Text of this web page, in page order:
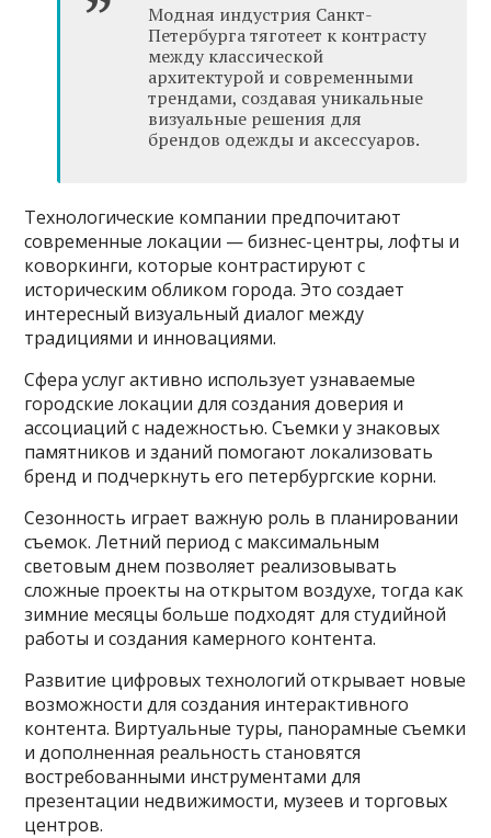
Модная индустрия Санкт-
Петербурга тяготеет к контрасту
между классической
архитектурой и современными
трендами, создавая уникальные
визуальные решения для
брендов одежды и аксессуаров.
Технологические компании предпочитают
современные локации — бизнес-центры, лофты и
коворкинги, которые контрастируют с
историческим обликом города. Это создает
интересный визуальный диалог между
традициями и инновациями.
Сфера услуг активно использует узнаваемые
городские локации для создания доверия и
ассоциаций с надежностью. Съемки у знаковых
памятников и зданий помогают локализовать
бренд и подчеркнуть его петербургские корни.
Сезонность играет важную роль в планировании
съемок. Летний период с максимальным
световым днем позволяет реализовывать
сложные проекты на открытом воздухе, тогда как
зимние месяцы больше подходят для студийной
работы и создания камерного контента.
Развитие цифровых технологий открывает новые
возможности для создания интерактивного
контента. Виртуальные туры, панорамные съемки
и дополненная реальность становятся
востребованными инструментами для
презентации недвижимости, музеев и торговых
центров.